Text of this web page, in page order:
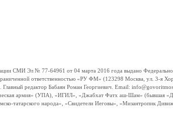
СМИ Эл № 77-64961 от 04 марта 2016 года выдано
ответственностью «РУ ФМ» (123298 Москва, ул. 3-я
редактор Бабаян Роман Георгиевич. Email:
армия» (УПА), «ИГИЛ», «Джабхат Фатх аш-Шам» (бывшая
народа», «Свидетели Иеговы», «Мизантропик